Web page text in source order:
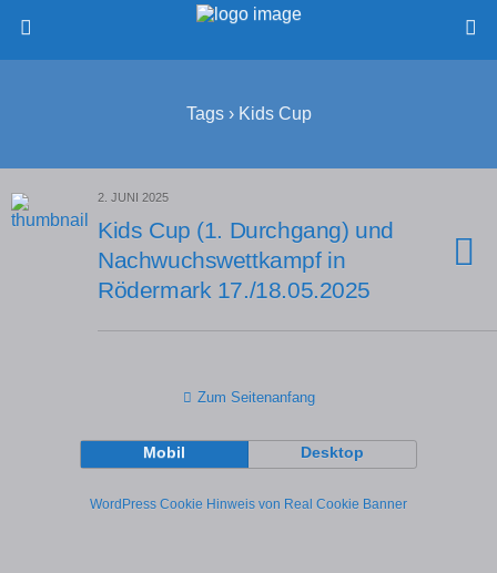
Tags › Kids Cup
2. JUNI 2025
Kids Cup (1. Durchgang) und
Nachwuchswettkampf in
Rödermark 17./18.05.2025
Zum Seitenanfang
Mobil Desktop
WordPress Cookie Hinweis von Real Cookie Banner